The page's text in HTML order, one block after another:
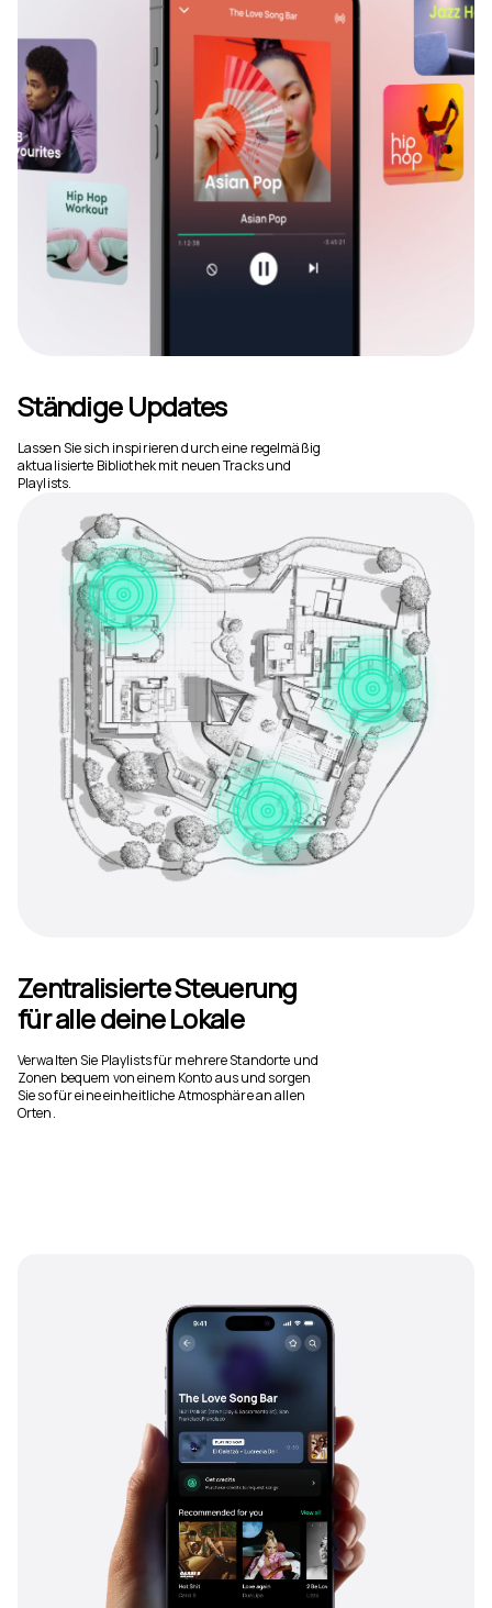
Ständige Updates
Lassen Sie sich inspirieren durch eine regelmäßig
aktualisierte Bibliothek mit neuen Tracks und
Playlists.
Zentralisierte Steuerung
für alle deine Lokale
Verwalten Sie Playlists für mehrere Standorte und
Zonen bequem von einem Konto aus und sorgen
Sie so für eine einheitliche Atmosphäre an allen
Orten.